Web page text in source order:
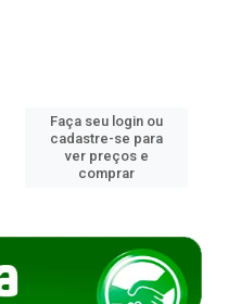
Faça seu login ou
cadastre-se para
ver preços e
comprar